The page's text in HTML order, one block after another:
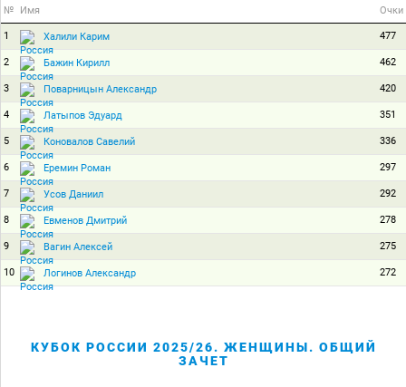
№ Имя Очки
1 Халили Карим 477
2 Бажин Кирилл 462
3 Поварницын Александр 420
4 Латыпов Эдуард 351
5 Коновалов Савелий 336
6 Еремин Роман 297
7 Усов Даниил 292
8 Евменов Дмитрий 278
9 Вагин Алексей 275
10 Логинов Александр 272
КУБОК РОССИИ 2025/26. ЖЕНЩИНЫ. ОБЩИЙ
ЗАЧЕТ